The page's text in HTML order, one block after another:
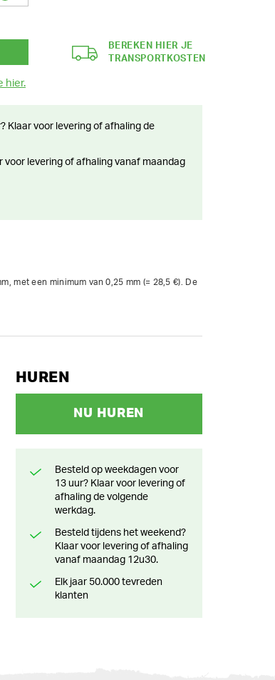
hier.
BEREKEN HIER JE
TRANSPORTKOSTEN
met een minimum van 0,25 mm (= 28,5 €). De
HUREN
NU HUREN
Besteld op weekdagen voor
13 uur? Klaar voor levering of
afhaling de volgende
werkdag.
Besteld tijdens het weekend?
Klaar voor levering of afhaling
vanaf maandag 12u30.
Elk jaar 50.000 tevreden
klanten